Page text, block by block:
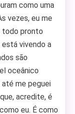
como uma
vezes, eu me
todo pronto
está vivendo a
são
oceânico
até me peguei
acredite, é
eu. É como